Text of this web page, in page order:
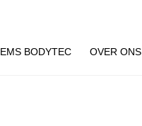
EMS BODYTEC OVER ONS